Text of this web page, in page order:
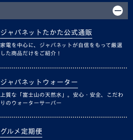
ジャパネットたかた公式通販
家電を中心に、ジャパネットが自信をもって厳選
した商品だけをご紹介！
ジャパネットウォーター
上質な「富士山の天然水」。安心・安全、こだわ
りのウォーターサーバー
グルメ定期便